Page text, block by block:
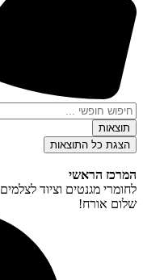
Search
...תוצאות
הצגת כל התוצאות
המרכז הראשי
לחומרי מגנטים וציוד לצלמים
שלום אורח!